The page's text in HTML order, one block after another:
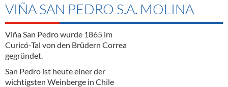
Unser Liefergebiet
Unser Team
Kontakt
Angebote Gastronomie & Großhandel
Gastronomie
Großhandel
Innovation - Die Neue Art des Bierzapfens
"DroughtMaster"
Neuigkeiten
MARKEN & PRODUKTE
Weine & Schaumwein
Sirup
Spirituosen
DIENSTLEISTUNGEN
Kommisionskauf & Lieferbedingungen
Fremddienstleistungen
VIÑA SAN PEDRO S.A. MOLINA
Viña San Pedro wurde 1865 im
Curicó-Tal von den Brüdern Correa
gegründet.
San Pedro ist heute einer der
wichtigsten Weinberge in Chile